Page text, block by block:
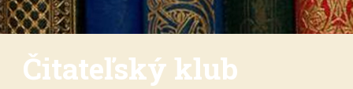
Čitateľský klub